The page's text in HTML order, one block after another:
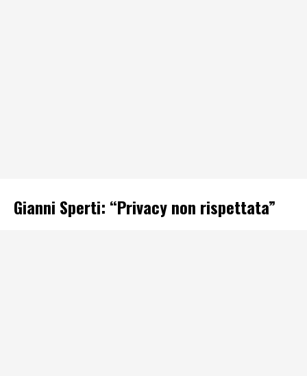
Gianni Sperti: “Privacy non rispettata”